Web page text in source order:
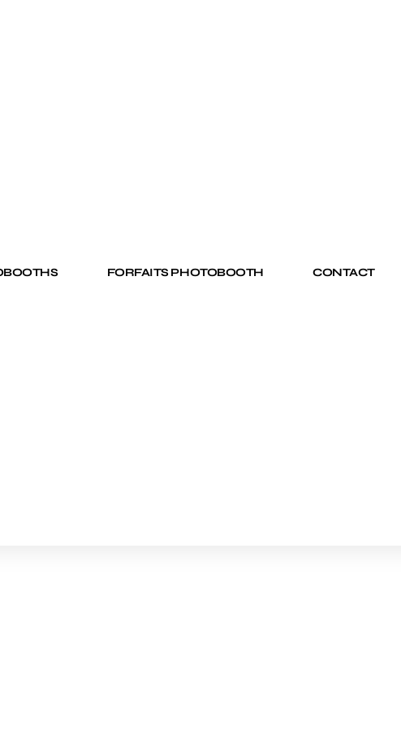
FORFAITS PHOTOBOOTH CONTACT